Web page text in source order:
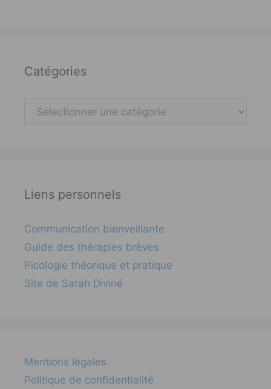
Catégories
Catégories
Liens personnels
Communication bienveillante
Guide des thérapies brèves
Picologie théorique et pratique
Site de Sarah Diviné
Mentions légales
Politique de confidentialité